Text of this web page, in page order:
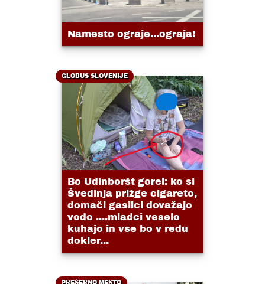
Namesto ograje...ograja!
GLOBUS SLOVENIJE
Bo Udinboršt gorel: ko si
Švedinja prižge cigareto,
domači gasilci dovažajo
vodo ....mladci veselo
kuhajo in vse bo v redu
dokler...
PREŠERNO MESTO